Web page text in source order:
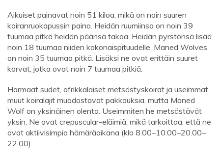
Aikuiset painavat noin 51 kiloa, mikä on noin suuren
koiranruokapussin paino. Heidän ruumiinsa on noin 39
tuumaa pitkä heidän päänsä takaa. Heidän pyrstönsä lisää
noin 18 tuumaa niiden kokonaispituudelle. Maned Wolves
on noin 35 tuumaa pitkä. Lisäksi ne ovat erittäin suuret
korvat, jotka ovat noin 7 tuumaa pitkiä.
Harmaat sudet, afrikkalaiset metsästyskoirat ja useimmat
muut koiralajit muodostavat pakkauksia, mutta Maned
Wolf on yksinäinen olento. Useimmiten he metsästävät
yksin. Ne ovat crepuscular-eläimiä, mikä tarkoittaa, että ne
ovat aktiivisimpia hämäräaikana (klo 8.00–10.00–20.00–
22.00).